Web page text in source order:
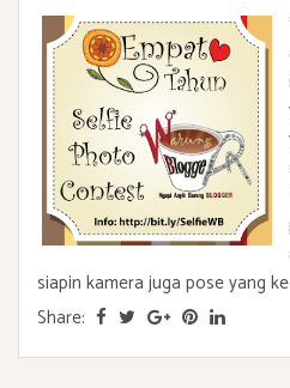
siapin kamera juga pose yang
Share: